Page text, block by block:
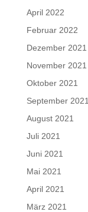
April 2022
Februar 2022
Dezember 2021
November 2021
Oktober 2021
September 2021
August 2021
Juli 2021
Juni 2021
Mai 2021
April 2021
März 2021